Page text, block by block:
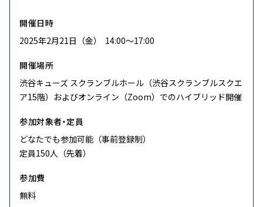
開催日時
2025年2月21日（金） 14:00〜17:00
開催場所
渋谷キューズ スクランブルホール（渋谷スクランブルスクエ
ア15階）およびオンライン（Zoom）でのハイブリッド開催
参加対象者・定員
どなたでも参加可能（事前登録制）
定員150人（先着）
参加費
無料